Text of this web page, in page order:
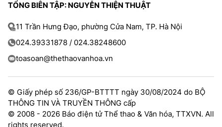
TỔNG BIÊN TẬP: NGUYỄN THIỆN THUẬT
11 Trần Hưng Đạo, phường Cửa Nam, TP. Hà Nội
024.39331878 / 024.38248600
toasoan@thethaovanhoa.vn
© Giấy phép số 236/GP-BTTTT ngày 30/08/2024 do BỘ
THÔNG TIN VÀ TRUYỀN THÔNG cấp
© 2008 - 2026 Báo điện tử Thể thao & Văn hóa, TTXVN. All
rights reserved.